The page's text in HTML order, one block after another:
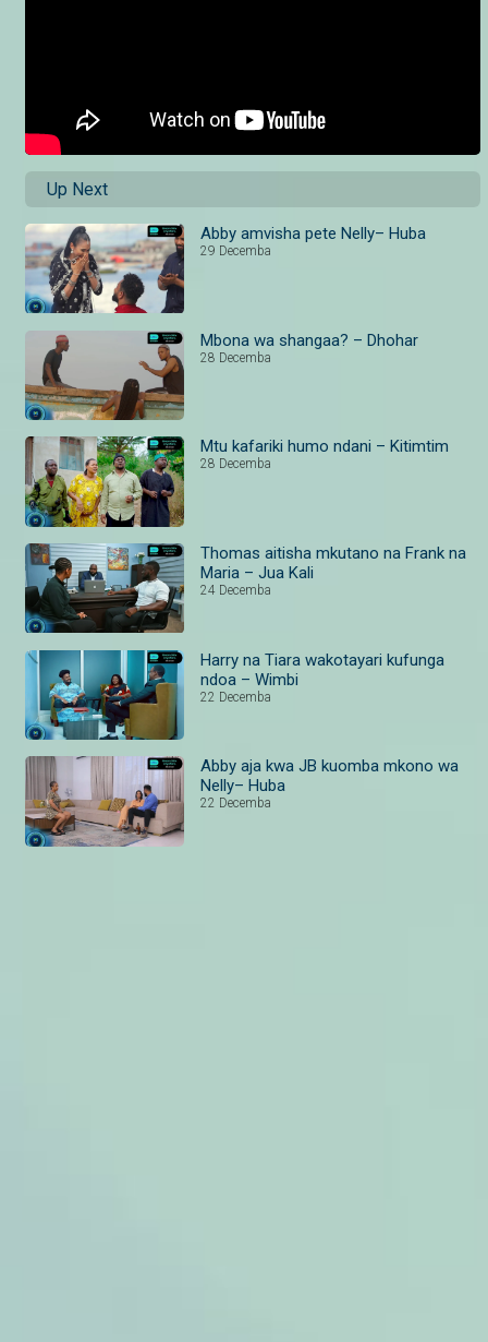
Up Next
Abby amvisha pete Nelly– Huba
29 Decemba
Mbona wa shangaa? – Dhohar
28 Decemba
Mtu kafariki humo ndani – Kitimtim
28 Decemba
Thomas aitisha mkutano na Frank na
Maria – Jua Kali
24 Decemba
Harry na Tiara wakotayari kufunga
ndoa – Wimbi
22 Decemba
Abby aja kwa JB kuomba mkono wa
Nelly– Huba
22 Decemba